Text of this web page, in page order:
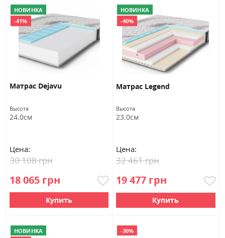
НОВИНКА
-41%
Матрас Dejavu
Высота
24.0см
Цена:
18 065 грн
30 108 грн
Купить
НОВИНКА
-40%
Матрас Legend
Высота
23.0см
Цена:
19 477 грн
32 461 грн
Купить
НОВИНКА
-30%